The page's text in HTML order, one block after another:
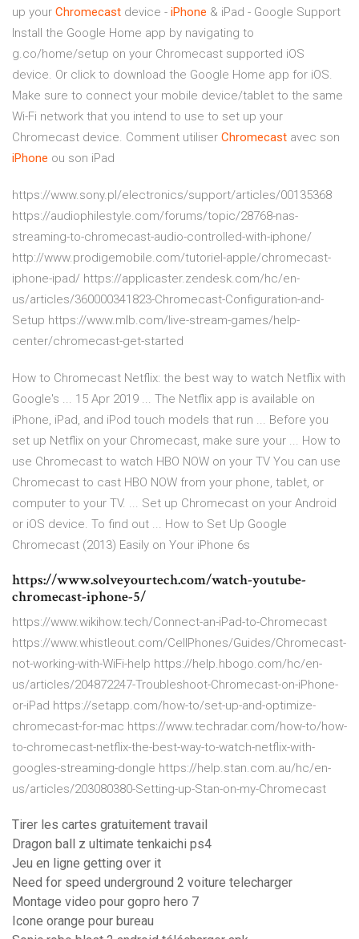
up your Chromecast device - iPhone & iPad - Google Support
Install the Google Home app by navigating to
g.co/home/setup on your Chromecast supported iOS
device. Or click to download the Google Home app for iOS.
Make sure to connect your mobile device/tablet to the same
Wi-Fi network that you intend to use to set up your
Chromecast device. Comment utiliser Chromecast avec son
iPhone ou son iPad
https://www.sony.pl/electronics/support/articles/00135368
https://audiophilestyle.com/forums/topic/28768-nas-
streaming-to-chromecast-audio-controlled-with-iphone/
http://www.prodigemobile.com/tutoriel-apple/chromecast-
iphone-ipad/ https://applicaster.zendesk.com/hc/en-
us/articles/360000341823-Chromecast-Configuration-and-
Setup https://www.mlb.com/live-stream-games/help-
center/chromecast-get-started
How to Chromecast Netflix: the best way to watch Netflix with
Google's ... 15 Apr 2019 ... The Netflix app is available on
iPhone, iPad, and iPod touch models that run ... Before you
set up Netflix on your Chromecast, make sure your ... How to
use Chromecast to watch HBO NOW on your TV You can use
Chromecast to cast HBO NOW from your phone, tablet, or
computer to your TV. ... Set up Chromecast on your Android
or iOS device. To find out ... How to Set Up Google
Chromecast (2013) Easily on Your iPhone 6s
https://www.solveyourtech.com/watch-youtube-
chromecast-iphone-5/
https://www.wikihow.tech/Connect-an-iPad-to-Chromecast
https://www.whistleout.com/CellPhones/Guides/Chromecast-
not-working-with-WiFi-help https://help.hbogo.com/hc/en-
us/articles/204872247-Troubleshoot-Chromecast-on-iPhone-
or-iPad https://setapp.com/how-to/set-up-and-optimize-
chromecast-for-mac https://www.techradar.com/how-to/how-
to-chromecast-netflix-the-best-way-to-watch-netflix-with-
googles-streaming-dongle https://help.stan.com.au/hc/en-
us/articles/203080380-Setting-up-Stan-on-my-Chromecast
Tirer les cartes gratuitement travail
Dragon ball z ultimate tenkaichi ps4
Jeu en ligne getting over it
Need for speed underground 2 voiture telecharger
Montage video pour gopro hero 7
Icone orange pour bureau